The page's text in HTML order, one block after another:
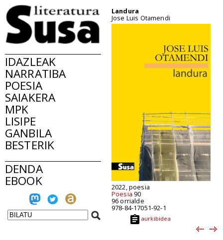
IDAZLEAK
NARRATIBA
POESIA
SAIAKERA
MPK
LISIPE
GANBILA
BESTERIK
DENDA
EBOOK
Landura
Jose Luis Otamendi
2022, poesia
Poesia 90
96 orrialde
978-84-17051-92-1
aurkibidea